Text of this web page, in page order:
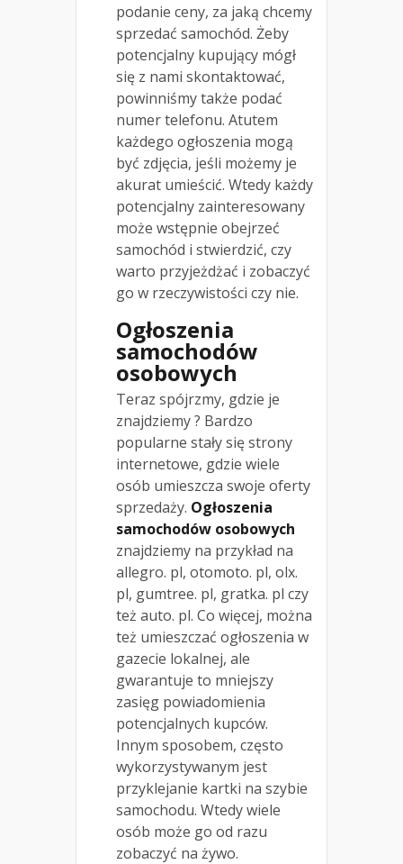
podanie ceny, za jaką chcemy
sprzedać samochód. Żeby
potencjalny kupujący mógł
się z nami skontaktować,
powinniśmy także podać
numer telefonu. Atutem
każdego ogłoszenia mogą
być zdjęcia, jeśli możemy je
akurat umieścić. Wtedy każdy
potencjalny zainteresowany
może wstępnie obejrzeć
samochód i stwierdzić, czy
warto przyjeżdżać i zobaczyć
go w rzeczywistości czy nie.
Ogłoszenia
samochodów
osobowych
Teraz spójrzmy, gdzie je
znajdziemy ? Bardzo
popularne stały się strony
internetowe, gdzie wiele
osób umieszcza swoje oferty
sprzedaży. Ogłoszenia
samochodów osobowych
znajdziemy na przykład na
allegro. pl, otomoto. pl, olx.
pl, gumtree. pl, gratka. pl czy
też auto. pl. Co więcej, można
też umieszczać ogłoszenia w
gazecie lokalnej, ale
gwarantuje to mniejszy
zasięg powiadomienia
potencjalnych kupców.
Innym sposobem, często
wykorzystywanym jest
przyklejanie kartki na szybie
samochodu. Wtedy wiele
osób może go od razu
zobaczyć na żywo.